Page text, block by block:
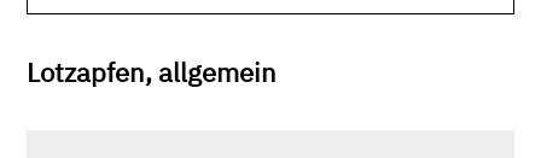
Lotzapfen, allgemein